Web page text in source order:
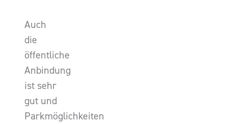
Auch
die
öffentliche
Anbindung
ist sehr
gut und
Parkmöglichkeiten